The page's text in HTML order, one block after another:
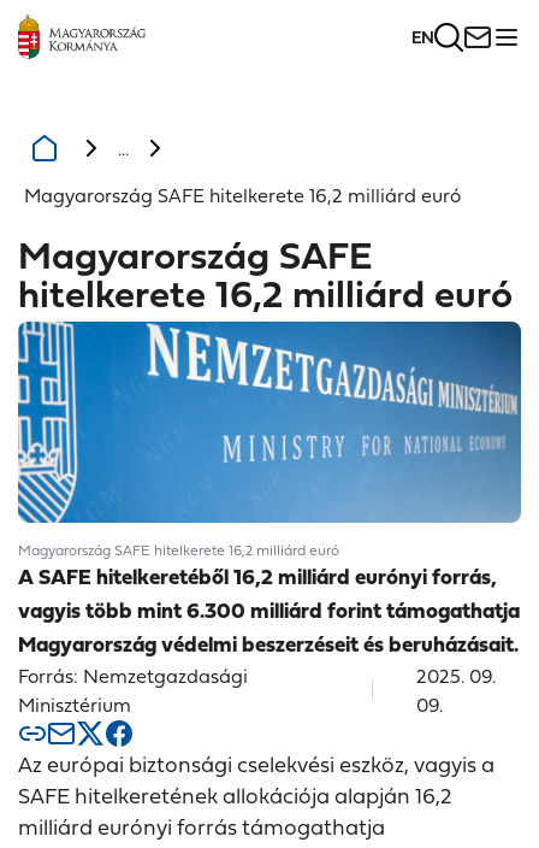
EN
...
Magyarország SAFE hitelkerete 16,2 milliárd euró
Magyarország SAFE
hitelkerete 16,2 milliárd euró
Magyarország SAFE hitelkerete 16,2 milliárd euró
A SAFE hitelkeretéből 16,2 milliárd eurónyi forrás,
vagyis több mint 6.300 milliárd forint támogathatja
Magyarország védelmi beszerzéseit és beruházásait.
Forrás: Nemzetgazdasági
Minisztérium
2025. 09.
09.
Az európai biztonsági cselekvési eszköz, vagyis a
SAFE hitelkeretének allokációja alapján 16,2
milliárd eurónyi forrás támogathatja